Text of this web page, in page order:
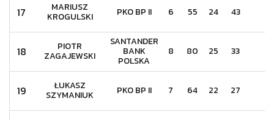
17 MARIUSZ
KROGULSKI PKO BP II 6 55 24 43
18 PIOTR
ZAGAJEWSKI
SANTANDER
BANK
POLSKA
8 80 25 33
19 ŁUKASZ
SZYMANIUK PKO BP II 7 64 22 27